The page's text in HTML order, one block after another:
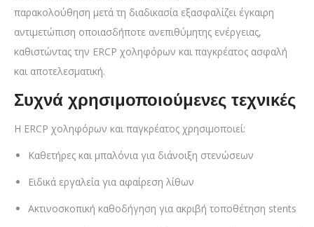
παρακολούθηση μετά τη διαδικασία εξασφαλίζει έγκαιρη
αντιμετώπιση οποιασδήποτε ανεπιθύμητης ενέργειας,
καθιστώντας την ERCP χοληφόρων και παγκρέατος ασφαλή
και αποτελεσματική.
Συχνά χρησιμοποιούμενες τεχνικές
Η ERCP χοληφόρων και παγκρέατος χρησιμοποιεί:
Καθετήρες και μπαλόνια για διάνοιξη στενώσεων
Ειδικά εργαλεία για αφαίρεση λίθων
Ακτινοσκοπική καθοδήγηση για ακριβή τοποθέτηση stents